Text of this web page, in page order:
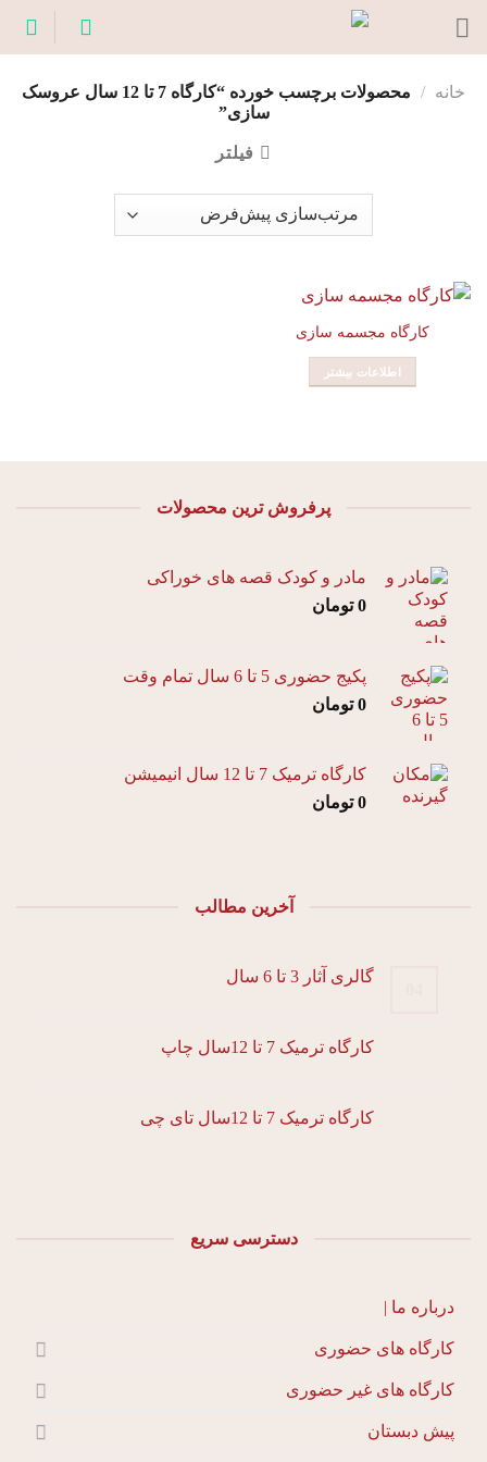
خانه /
محصولات برچسب خورده “کارگاه 7 تا 12 سال عروسک
سازی”
فیلتر
کارگاه مجسمه سازی
اطلاعات بیشتر
پرفروش ترین محصولات
مادر و کودک قصه های خوراکی
0 تومان
پکیج حضوری 5 تا 6 سال تمام وقت
0 تومان
کارگاه ترمیک 7 تا 12 سال انیمیشن
0 تومان
آخرین مطالب
گالری آثار 3 تا 6 سال
کارگاه ترمیک 7 تا 12سال چاپ
کارگاه ترمیک 7 تا 12سال تای چی
دسترسی سریع
درباره ما |
کارگاه های حضوری
کارگاه های غیر حضوری
پیش دبستان